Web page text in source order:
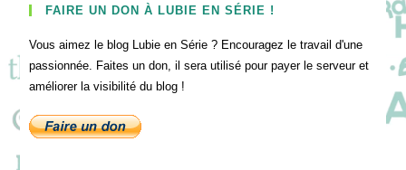
FAIRE UN DON À LUBIE EN SÉRIE !
Vous aimez le blog Lubie en Série ? Encouragez le travail d'une
passionnée. Faites un don, il sera utilisé pour payer le serveur et
améliorer la visibilité du blog !